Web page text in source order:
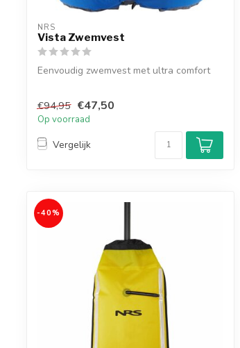
NRS
Vista Zwemvest
Eenvoudig zwemvest met ultra comfort
€94,95 €47,50
Op voorraad
Vergelijk
-40%